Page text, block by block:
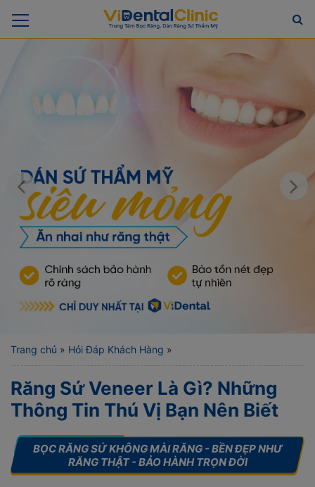
Trang chủ » Hỏi Đáp Khách Hàng »
Răng Sứ Veneer Là Gì? Những
Thông Tin Thú Vị Bạn Nên Biết